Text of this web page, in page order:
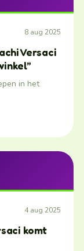
8 aug 2025
Versaci
in het
4 aug 2025
komt